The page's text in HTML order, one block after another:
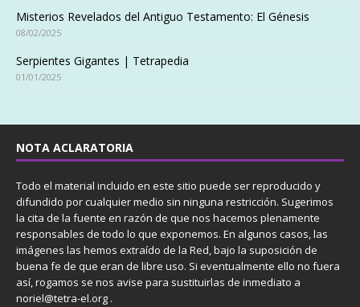
Misterios Revelados del Antiguo Testamento: El Génesis
08/02/2025
Serpientes Gigantes | Tetrapedia
01/01/2025
NOTA ACLARATORIA
Todo el material incluido en este sitio puede ser reproducido y
difundido por cualquier medio sin ninguna restricción. Sugerimos
la cita de la fuente en razón de que nos hacemos plenamente
responsables de todo lo que exponemos. En algunos casos, las
imágenes las hemos extraído de la Red, bajo la suposición de
buena fe de que eran de libre uso. Si eventualmente ello no fuera
así, rogamos se nos avise para sustituirlas de inmediato a
noriel@tetra-el.org .